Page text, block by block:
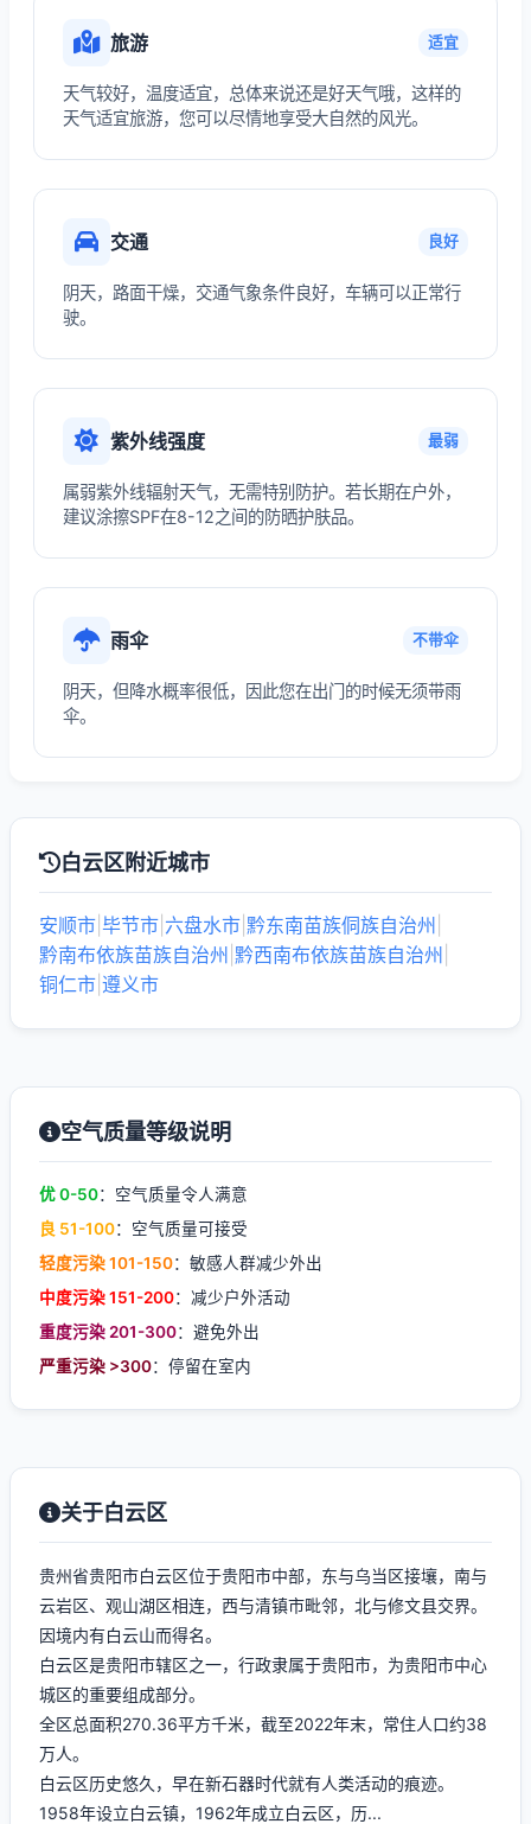
旅游 适宜
天气较好，温度适宜，总体来说还是好天气哦，这样的
天气适宜旅游，您可以尽情地享受大自然的风光。
交通 良好
阴天，路面干燥，交通气象条件良好，车辆可以正常行
驶。
紫外线强度 最弱
属弱紫外线辐射天气，无需特别防护。若长期在户外，
建议涂擦SPF在8-12之间的防晒护肤品。
雨伞 不带伞
阴天，但降水概率很低，因此您在出门的时候无须带雨
伞。
白云区附近城市
安顺市 毕节市 六盘水市 黔东南苗族侗族自治州
黔南布依族苗族自治州 黔西南布依族苗族自治州
铜仁市 遵义市
空气质量等级说明
优 0-50：空气质量令人满意
良 51-100：空气质量可接受
轻度污染 101-150：敏感人群减少外出
中度污染 151-200：减少户外活动
重度污染 201-300：避免外出
严重污染 >300：停留在室内
关于白云区
贵州省贵阳市白云区位于贵阳市中部，东与乌当区接壤，南与
云岩区、观山湖区相连，西与清镇市毗邻，北与修文县交界。
因境内有白云山而得名。
白云区是贵阳市辖区之一，行政隶属于贵阳市，为贵阳市中心
城区的重要组成部分。
全区总面积270.36平方千米，截至2022年末，常住人口约38
万人。
白云区历史悠久，早在新石器时代就有人类活动的痕迹。
1958年设立白云镇，1962年成立白云区，历...